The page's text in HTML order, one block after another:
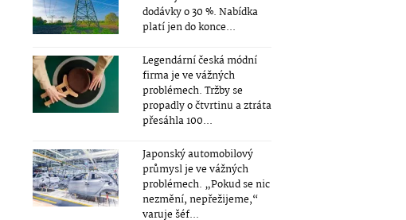
dodávky o 30 %. Nabídka
platí jen do konce...
Legendární česká módní
firma je ve vážných
problémech. Tržby se
propadly o čtvrtinu a ztráta
přesáhla 100...
Japonský automobilový
průmysl je ve vážných
problémech. „Pokud se nic
nezmění, nepřežijeme,“
varuje šéf...